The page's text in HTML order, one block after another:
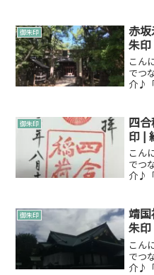
きま
の寺
御朱印
赤
朱
こん
でつ
介♪
ただ
日本
御朱印
四
印 |
こん
でつ
介♪
だき
本の
御朱印
靖
朱
こん
でつ
介♪